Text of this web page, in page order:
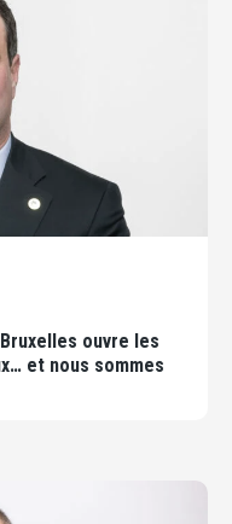
ouvre les
et nous sommes